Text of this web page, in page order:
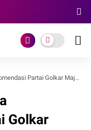
Partai Golkar Maju di Pilbup Tebo
Golkar